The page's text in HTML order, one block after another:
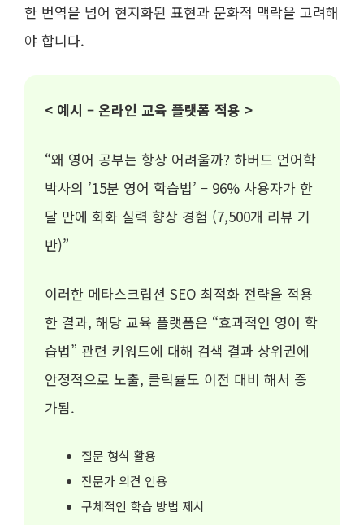
한 번역을 넘어 현지화된 표현과 문화적 맥락을 고려해
야 합니다.
< 예시 – 온라인 교육 플랫폼 적용 >
“왜 영어 공부는 항상 어려울까? 하버드 언어학
박사의 ’15분 영어 학습법’ – 96% 사용자가 한
달 만에 회화 실력 향상 경험 (7,500개 리뷰 기
반)”
이러한 메타스크립션 SEO 최적화 전략을 적용
한 결과, 해당 교육 플랫폼은 “효과적인 영어 학
습법” 관련 키워드에 대해 검색 결과 상위권에
안정적으로 노출, 클릭률도 이전 대비 해서 증
가됨.
질문 형식 활용
전문가 의견 인용
구체적인 학습 방법 제시